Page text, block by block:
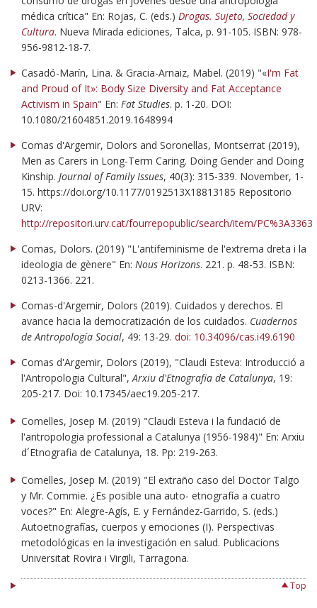
médica crítica" En: Rojas, C. (eds.) Drogas. Sujeto, Sociedad y
Cultura. Nueva Mirada ediciones, Talca, p. 91-105. ISBN: 978-
956-9812-18-7.
Casadó-Marín, Lina. & Gracia-Arnaiz, Mabel. (2019) "«I'm Fat
and Proud of It»: Body Size Diversity and Fat Acceptance
Activism in Spain" En: Fat Studies. p. 1-20. DOI:
10.1080/21604851.2019.1648994
Comas d'Argemir, Dolors and Soronellas, Montserrat (2019),
Men as Carers in Long-Term Caring. Doing Gender and Doing
Kinship. Journal of Family Issues, 40(3): 315-339. November, 1-
15. https://doi.org/10.1177/0192513X18813185 Repositorio
URV:
http://repositori.urv.cat/fourrepopublic/search/item/PC%3A3363
Comas, Dolors. (2019) "L'antifeminisme de l'extrema dreta i la
ideologia de gènere" En: Nous Horizons. 221. p. 48-53. ISBN:
0213-1366. 221.
Comas-d'Argemir, Dolors (2019). Cuidados y derechos. El
avance hacia la democratización de los cuidados. Cuadernos
de Antropología Social, 49: 13-29. doi: 10.34096/cas.i49.6190
Comas d'Argemir, Dolors (2019), "Claudi Esteva: Introducció a
l'Antropologia Cultural",Arxiu d'Etnografia de Catalunya, 19:
205-217. Doi: 10.17345/aec19.205-217.
Comelles, Josep M. (2019) "Claudi Esteva i la fundació de
l'antropologia professional a Catalunya (1956-1984)" En: Arxiu
d´Etnografia de Catalunya, 18. Pp: 219-263.
Comelles, Josep M. (2019) "El extraño caso del Doctor Talgo
y Mr. Commie. ¿Es posible una auto- etnografía a cuatro
voces?" En: Alegre-Agís, E. y Fernández-Garrido, S. (eds.)
Autoetnografías, cuerpos y emociones (I). Perspectivas
metodológicas en la investigación en salud. Publicacions
Universitat Rovira i Virgili, Tarragona.
Top